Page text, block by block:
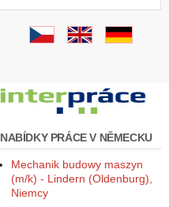
NABÍDKY PRÁCE V NĚMECKU
Mechanik budowy maszyn
(m/k) - Lindern (Oldenburg),
Niemcy